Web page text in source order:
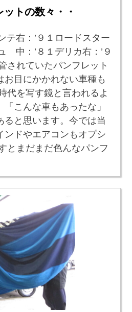
トの数々・・
テ右：’９１ロードスター
中：’８１デリカ右：’９
されていたパンフレット
お目にかかれない車種も
代を写す鏡と言われるよ
こんな車もあったな」
ると思います。今では当
ンドやエアコンもオプシ
とまだまだ色んなパンフ